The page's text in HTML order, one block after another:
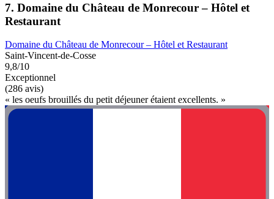
7. Domaine du Château de Monrecour – Hôtel et
Restaurant
Domaine du Château de Monrecour – Hôtel et Restaurant
Saint-Vincent-de-Cosse
9,8/10
Exceptionnel
(286 avis)
« les oeufs brouillés du petit déjeuner étaient excellents. »